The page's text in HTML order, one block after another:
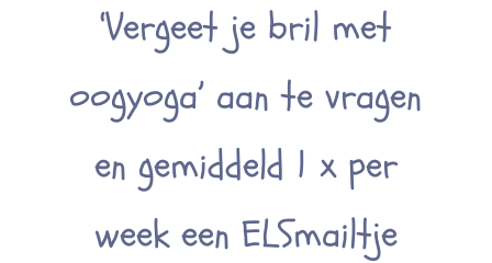
‘Vergeet je bril met
oogyoga’ aan te vragen
en gemiddeld 1 x per
week een ELSmailtje